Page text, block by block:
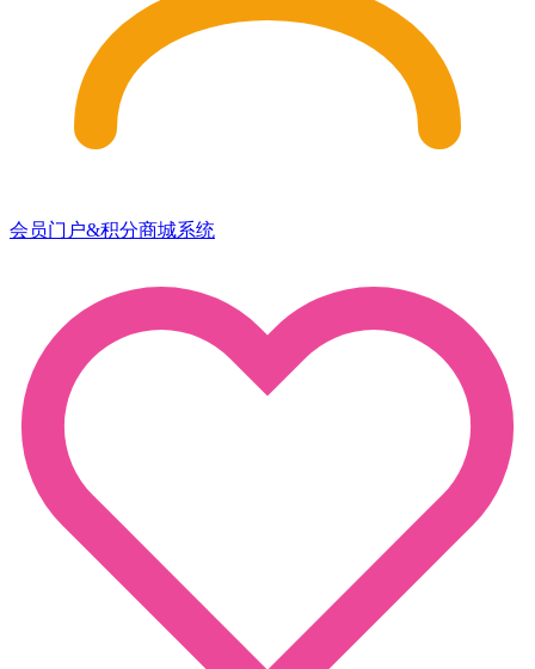
会员门户&积分商城系统